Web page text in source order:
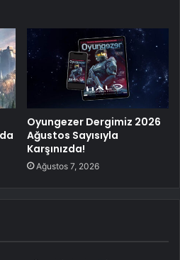
Oyungezer Dergimiz 2026
Ağustos Sayısıyla
Karşınızda!
Ağustos 7, 2026